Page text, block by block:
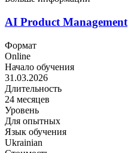
AI Product Management
Формат
Online
Начало обучения
31.03.2026
Длительность
24 месяцев
Уровень
Для опытных
Язык обучения
Ukrainian